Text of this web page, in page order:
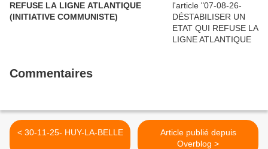
REFUSE LA LIGNE ATLANTIQUE
(INITIATIVE COMMUNISTE)
Commentaires
< 30-11-25- HUY-LA-BELLE
Article publié depuis
Overblog >